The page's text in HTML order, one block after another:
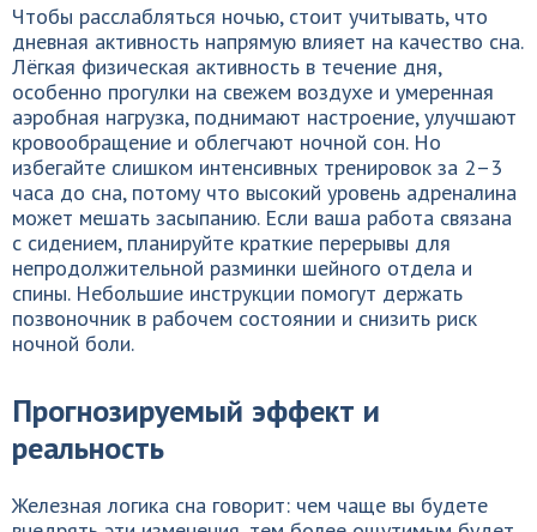
Чтобы расслабляться ночью, стоит учитывать, что
дневная активность напрямую влияет на качество сна.
Лёгкая физическая активность в течение дня,
особенно прогулки на свежем воздухе и умеренная
аэробная нагрузка, поднимают настроение, улучшают
кровообращение и облегчают ночной сон. Но
избегайте слишком интенсивных тренировок за 2–3
часа до сна, потому что высокий уровень адреналина
может мешать засыпанию. Если ваша работа связана
с сидением, планируйте краткие перерывы для
непродолжительной разминки шейного отдела и
спины. Небольшие инструкции помогут держать
позвоночник в рабочем состоянии и снизить риск
ночной боли.
Прогнозируемый эффект и
реальность
Железная логика сна говорит: чем чаще вы будете